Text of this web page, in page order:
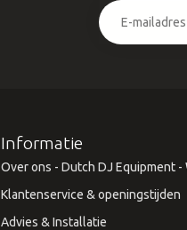
Informatie
Over ons - Dutch DJ Equipment -
Klantenservice & openingstijden
Advies & Installatie